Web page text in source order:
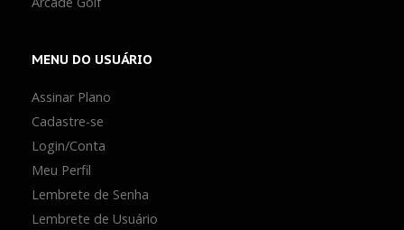
MENU DO USUÁRIO
Assinar Plano
Cadastre-se
Login/Conta
Meu Perfil
Lembrete de Senha
Lembrete de Usuário